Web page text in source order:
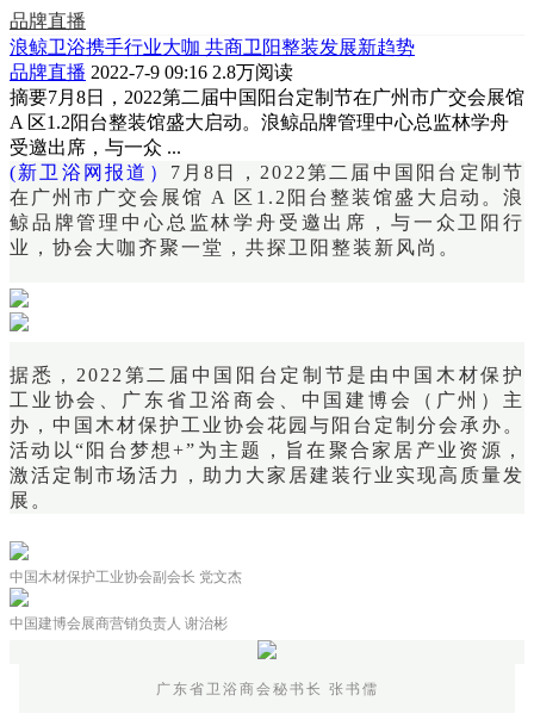
品牌直播
浪鲸卫浴携手行业大咖 共商卫阳整装发展新趋势
品牌直播 2022-7-9 09:16 2.8万阅读
摘要7月8日，2022第二届中国阳台定制节在广州市广交会展馆
A 区1.2阳台整装馆盛大启动。浪鲸品牌管理中心总监林学舟
受邀出席，与一众 ...
(新卫浴网报道） 7月8日，2022第二届中国阳台定制节
在广州市广交会展馆 A 区1.2阳台整装馆盛大启动。浪
鲸品牌管理中心总监林学舟受邀出席，与一众卫阳行
业，协会大咖齐聚一堂，共探卫阳整装新风尚。
据悉，2022第二届中国阳台定制节是由中国木材保护
工业协会、广东省卫浴商会、中国建博会（广州）主
办，中国木材保护工业协会花园与阳台定制分会承办。
活动以“阳台梦想+”为主题，旨在聚合家居产业资源，
激活定制市场活力，助力大家居建装行业实现高质量发
展。
中国木材保护工业协会副会长 党文杰
中国建博会展商营销负责人 谢治彬
广东省卫浴商会秘书长 张书儒